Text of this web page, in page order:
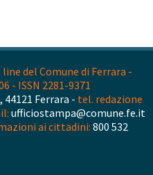
del Comune di Ferrara -
- ISSN 2281-9371
44121 Ferrara - tel. redazione
ufficiostampa@comune.fe.it
ai cittadini: 800 532